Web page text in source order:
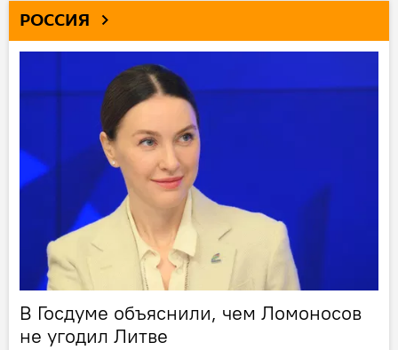
РОССИЯ
В Госдуме объяснили, чем Ломоносов
не угодил Литве